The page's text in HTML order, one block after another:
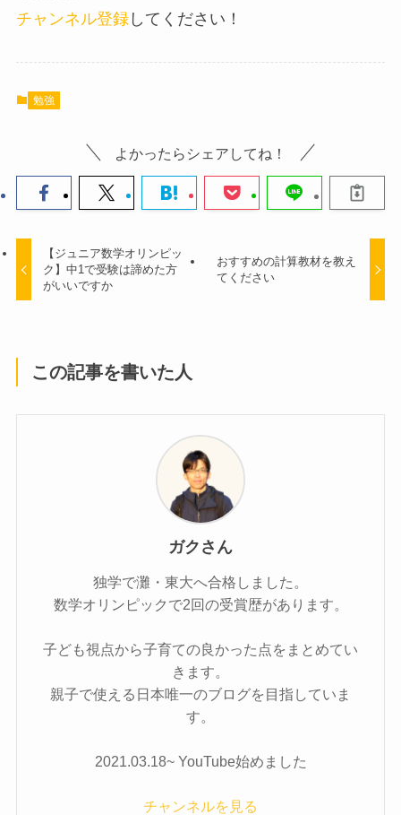
チャンネル登録してください！
勉強
よかったらシェアしてね！
【ジュニア数学オリンピッ
ク】中1で受験は諦めた方
がいいですか
おすすめの計算教材を教え
てください
この記事を書いた人
ガクさん
独学で灘・東大へ合格しました。
数学オリンピックで2回の受賞歴があります。
子ども視点から子育ての良かった点をまとめてい
きます。
親子で使える日本唯一のブログを目指していま
す。
2021.03.18~ YouTube始めました
チャンネルを見る